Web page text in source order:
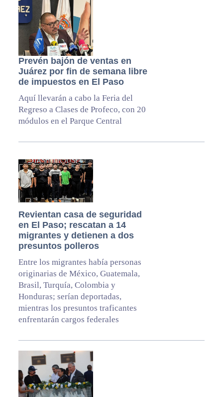
Prevén bajón de ventas en
Juárez por fin de semana libre
de impuestos en El Paso
Aquí llevarán a cabo la Feria del
Regreso a Clases de Profeco, con 20
módulos en el Parque Central
Revientan casa de seguridad
en El Paso; rescatan a 14
migrantes y detienen a dos
presuntos polleros
Entre los migrantes había personas
originarias de México, Guatemala,
Brasil, Turquía, Colombia y
Honduras; serían deportadas,
mientras los presuntos traficantes
enfrentarán cargos federales